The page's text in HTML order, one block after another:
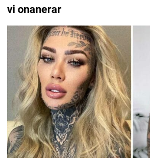
vi onanerar